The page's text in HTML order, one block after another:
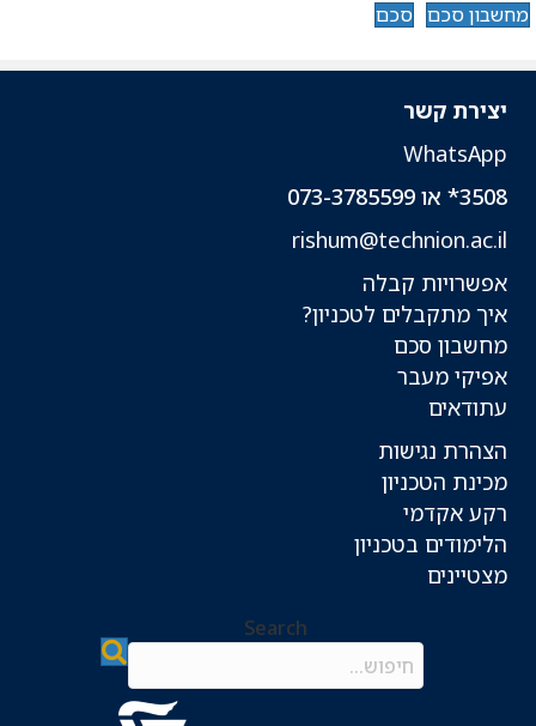
מחשבון סכם סכם
יצירת קשר
WhatsApp
3508* או 073-3785599
rishum@technion.ac.il
אפשרויות קבלה
איך מתקבלים לטכניון?
מחשבון סכם
אפיקי מעבר
עתודאים
הצהרת נגישות
מכינת הטכניון
רקע אקדמי
הלימודים בטכניון
מצטיינים
Search
Search field required